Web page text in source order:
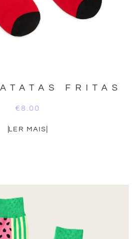
FRITAS
€8.00
LER MAIS